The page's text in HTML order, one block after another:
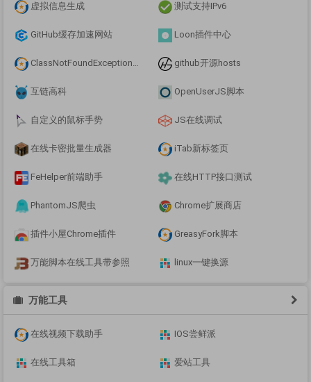
虚拟信息生成 测试支持IPv6
GitHub缓存加速网站 Loon插件中心
ClassNotFoundException的解决方案, github开源hosts
互链高科 OpenUserJS脚本
自定义的鼠标手势 JS在线调试
在线卡密批量生成器 iTab新标签页
FeHelper前端助手 在线HTTP接口测试
PhantomJS爬虫 Chrome扩展商店
插件小屋Chrome插件 GreasyFork脚本
万能脚本在线工具带参照 linux一键换源
万能工具
在线视频下载助手 IOS尝鲜派
在线工具箱 爱站工具